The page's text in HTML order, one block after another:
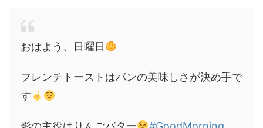
おはよう、日曜日
フレンチトーストはパンの美味しさが決め手で
す